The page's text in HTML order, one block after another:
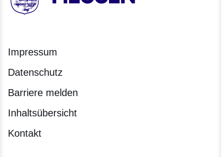
HESSEN - Hessische Landesregierung
Impressum
Datenschutz
Barriere melden
Inhaltsübersicht
Kontakt